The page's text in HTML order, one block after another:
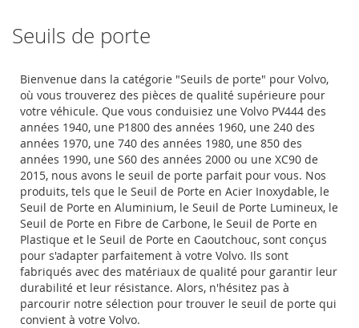
Seuils de porte
Bienvenue dans la catégorie "Seuils de porte" pour Volvo,
où vous trouverez des pièces de qualité supérieure pour
votre véhicule. Que vous conduisiez une Volvo PV444 des
années 1940, une P1800 des années 1960, une 240 des
années 1970, une 740 des années 1980, une 850 des
années 1990, une S60 des années 2000 ou une XC90 de
2015, nous avons le seuil de porte parfait pour vous. Nos
produits, tels que le Seuil de Porte en Acier Inoxydable, le
Seuil de Porte en Aluminium, le Seuil de Porte Lumineux, le
Seuil de Porte en Fibre de Carbone, le Seuil de Porte en
Plastique et le Seuil de Porte en Caoutchouc, sont conçus
pour s'adapter parfaitement à votre Volvo. Ils sont
fabriqués avec des matériaux de qualité pour garantir leur
durabilité et leur résistance. Alors, n'hésitez pas à
parcourir notre sélection pour trouver le seuil de porte qui
convient à votre Volvo.